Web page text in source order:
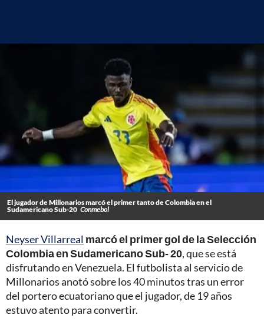
El jugador de Millonarios marcó el primer tanto de Colombia en el
Sudamericano Sub-20 Conmebol
Neyser Villarreal marcó el primer gol de la Selección
Colombia en Sudamericano Sub- 20, que se está
disfrutando en Venezuela. El futbolista al servicio de
Millonarios anotó sobre los 40 minutos tras un error
del portero ecuatoriano que el jugador, de 19 años
estuvo atento para convertir.